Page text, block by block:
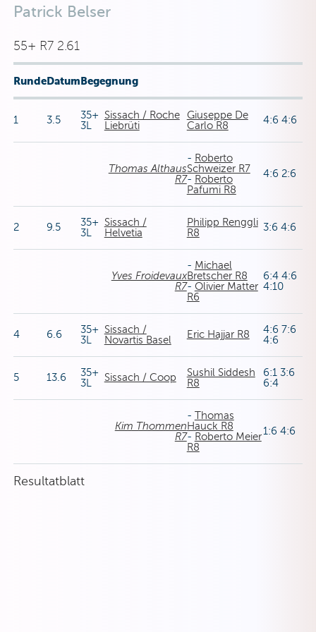
Patrick Belser
55+ R7 2.61
RundeDatumBegegnung
1 3.5
35+
3L
Sissach / Roche
Liebrüti
Giuseppe De
Carlo R8
4:6 4:6
Thomas Althaus
R7
- Roberto
Schweizer R7
- Roberto
Pafumi R8
4:6 2:6
2 9.5
35+
3L
Sissach /
Helvetia
Philipp Renggli
R8
3:6 4:6
Yves Froidevaux
R7
- Michael
Bretscher R8
- Olivier Matter
R6
6:4 4:6
4:10
4 6.6
35+
3L
Sissach /
Novartis Basel
Eric Hajjar R8
4:6 7:6
4:6
5 13.6
35+
3L
Sissach / Coop
Sushil Siddesh
R8
6:1 3:6
6:4
Kim Thommen
R7
- Thomas
Hauck R8
- Roberto Meier
R8
1:6 4:6
Resultatblatt